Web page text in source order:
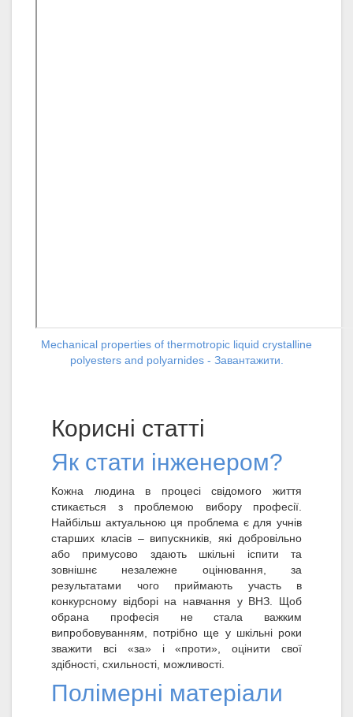
Mechanical properties of thermotropic liquid crystalline
polyesters and polyarnides - Завантажити.
Корисні статті
Як стати інженером?
Кожна людина в процесі свідомого життя
стикається з проблемою вибору професії.
Найбільш актуальною ця проблема є для учнів
старших класів – випускників, які добровільно
або примусово здають шкільні іспити та
зовнішнє незалежне оцінювання, за
результатами чого приймають участь в
конкурсному відборі на навчання у ВНЗ. Щоб
обрана професія не стала важким
випробовуванням, потрібно ще у шкільні роки
зважити всі «за» і «проти», оцінити свої
здібності, схильності, можливості.
Полімерні матеріали